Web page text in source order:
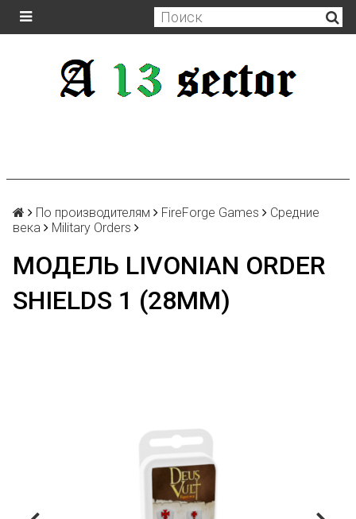
По производителям FireForge Games
Средние
века
Military Orders
МОДЕЛЬ LIVONIAN ORDER
SHIELDS 1 (28MM)